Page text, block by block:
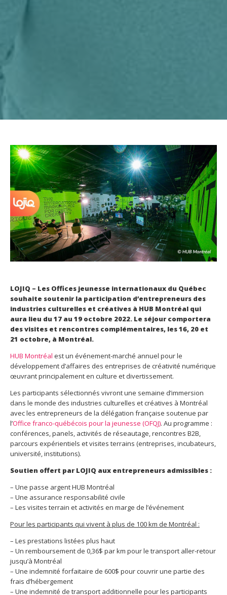
LOJIQ – Les Offices jeunesse internationaux du Québec
souhaite soutenir la participation d’entrepreneurs des
industries culturelles et créatives à HUB Montréal qui
aura lieu du 17 au 19 octobre 2022. Le séjour comportera
des visites et rencontres complémentaires, les 16, 20 et
21 octobre, à Montréal.
HUB Montréal est un événement-marché annuel pour le
développement d’affaires des entreprises de créativité numérique
œuvrant principalement en culture et divertissement.
Les participants sélectionnés vivront une semaine d’immersion
dans le monde des industries culturelles et créatives à Montréal
avec les entrepreneurs de la délégation française soutenue par
l’Office franco-québécois pour la jeunesse (OFQJ). Au programme :
conférences, panels, activités de réseautage, rencontres B2B,
parcours expérientiels et visites terrains (entreprises, incubateurs,
université, institutions).
Soutien offert par LOJIQ aux entrepreneurs admissibles :
– Une passe argent HUB Montréal
– Une assurance responsabilité civile
– Les visites terrain et activités en marge de l’événement
Pour les participants qui vivent à plus de 100 km de Montréal :
– Les prestations listées plus haut
– Un remboursement de 0,36$ par km pour le transport aller-retour
jusqu’à Montréal
– Une indemnité forfaitaire de 600$ pour couvrir une partie des
frais d’hébergement
– Une indemnité de transport additionnelle pour les participants